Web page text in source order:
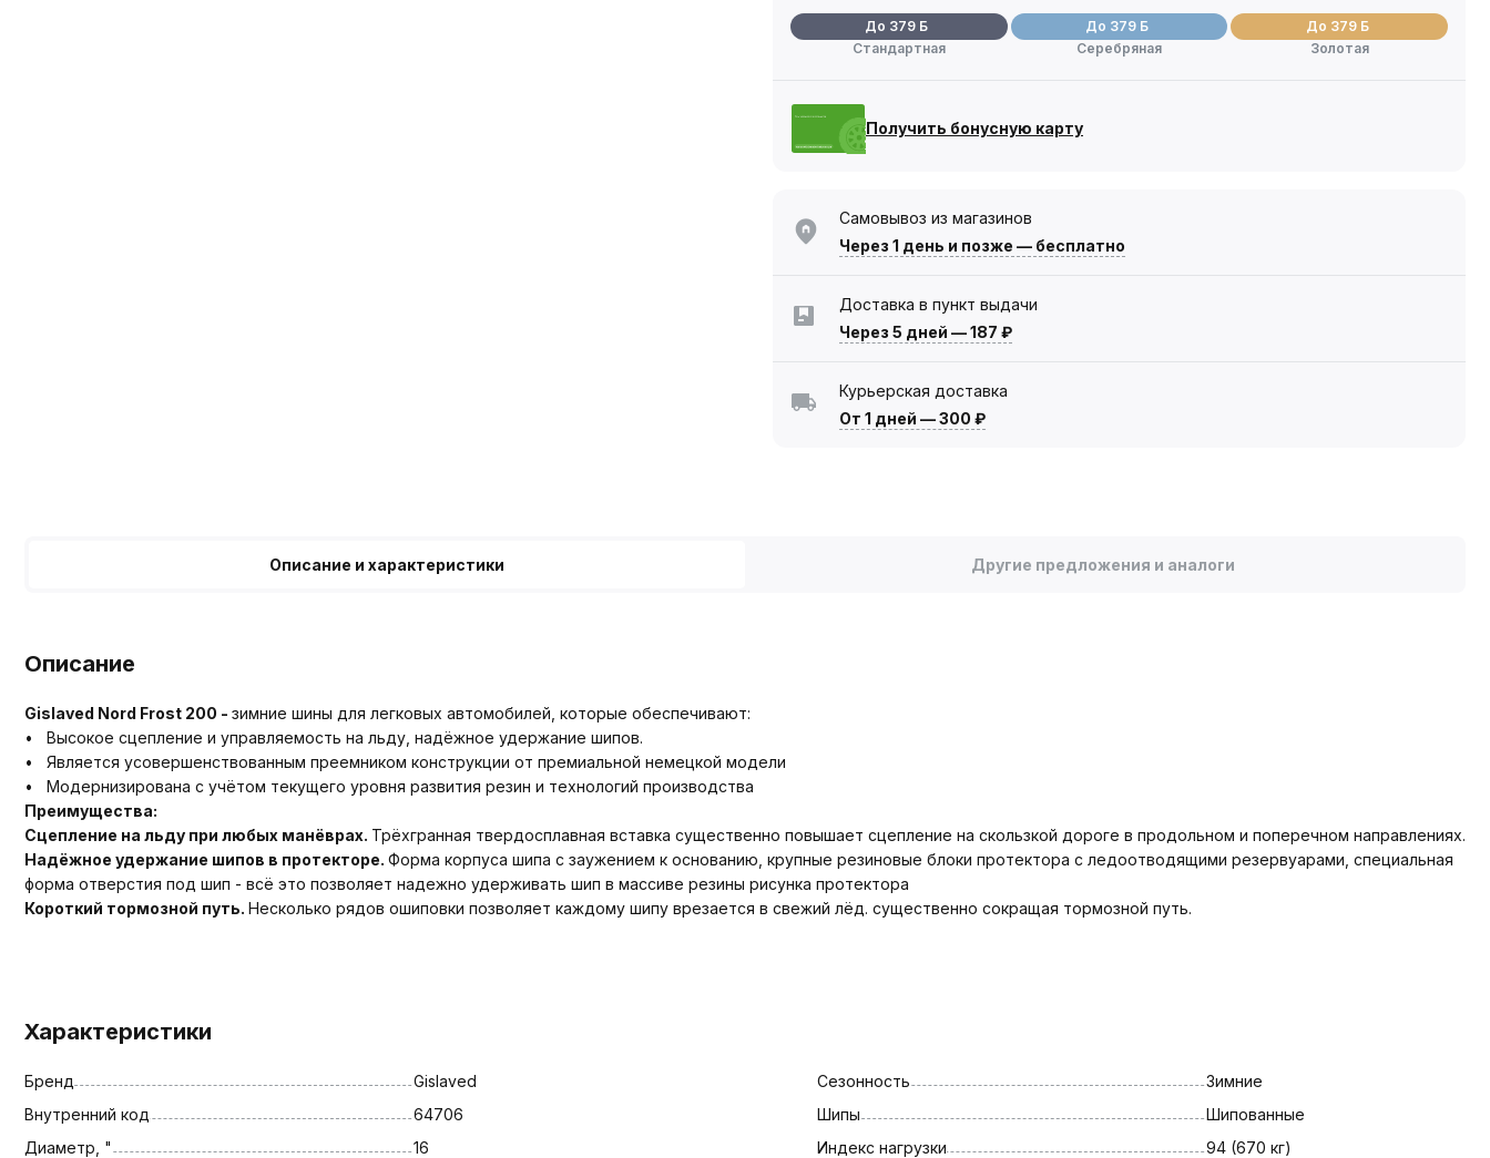
До 379 Б
Стандартная
До 379 Б
Серебряная
До 379 Б
Золотая
Получить бонусную карту
Самовывоз из магазинов
Через 1 день и позже — бесплатно
Доставка в пункт выдачи
Через 5 дней —187 ₽
Курьерская доставка
От 1 дней —300 ₽
Описание и характеристики Другие предложения и аналоги
Описание
Gislaved Nord Frost 200 - зимние шины для легковых автомобилей, которые обеспечивают:
• Высокое сцепление и управляемость на льду, надёжное удержание шипов.
• Является усовершенствованным преемником конструкции от премиальной немецкой модели
• Модернизирована с учётом текущего уровня развития резин и технологий производства
Преимущества:
Сцепление на льду при любых манёврах. Трёхгранная твердосплавная вставка существенно повышает сцепление на скользкой дороге в продольном и поперечном направлениях.
Надёжное удержание шипов в протекторе. Форма корпуса шипа с заужением к основанию, крупные резиновые блоки протектора с ледоотводящими резервуарами, специальная
форма отверстия под шип - всё это позволяет надежно удерживать шип в массиве резины рисунка протектора
Короткий тормозной путь. Несколько рядов ошиповки позволяет каждому шипу врезается в свежий лёд. существенно сокращая тормозной путь.
Характеристики
Бренд
Gislaved
Внутренний код
64706
Диаметр, "
16
Сезонность
Зимние
Шипы
Шипованные
Индекс нагрузки
94 (670 кг)